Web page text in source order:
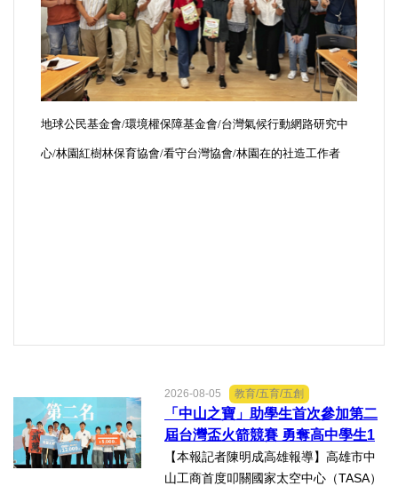
地球公民基金會/環境權保障基金會/台灣氣候行動網路研究中
心/林園紅樹林保育協會/看守台灣協會/林園在的社造工作者
2026-08-05 教育/五育/五創
「中山之寶」助學生首次參加第二
屆台灣盃火箭競賽 勇奪高中學生1
K組亞軍
【本報記者陳明成高雄報導】高雄市中
山工商首度叩關國家太空中心（TASA）